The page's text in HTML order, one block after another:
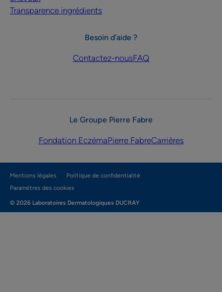
Transparence ingrédients
Besoin d’aide ?
Contactez-nousFAQ
Le Groupe Pierre Fabre
Fondation EczémaPierre FabreCarrières
Mentions légales
Politique de confidentialité
Paramètres des cookies
© 2026 Laboratoires Dermatologiques DUCRAY